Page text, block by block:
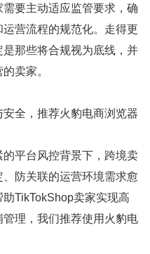
需要主动适应监管要求，确
营流程的规范化。走得更
那些将合规视为底线，并
卖家。
全，推荐火豹电商浏览器
平台风控背景下，跨境卖
防关联的运营环境需求愈
TikTokShop卖家实现高
理，我们推荐使用火豹电